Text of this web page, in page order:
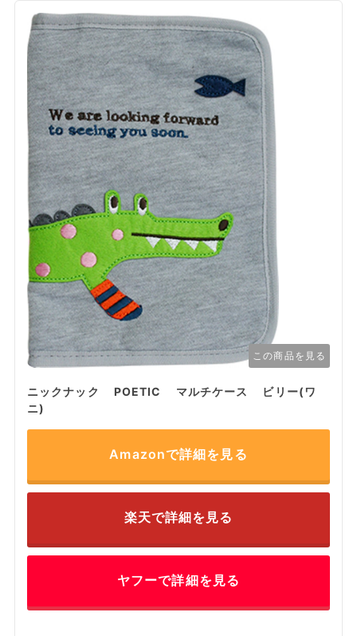
この商品を見る
ニックナック POETIC マルチケース ビリー(ワ
ニ)
Amazonで詳細を見る
楽天で詳細を見る
ヤフーで詳細を見る